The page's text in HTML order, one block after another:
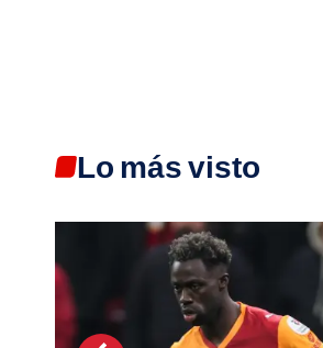
Lo más visto